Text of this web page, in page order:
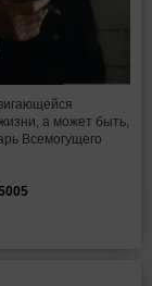
а может быть,
Всемогущего